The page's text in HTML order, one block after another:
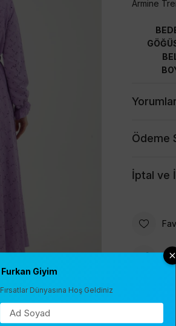
Armine
Yorumlar
Ödeme
İptal ve
Furkan Giyim
Fırsatlar Dünyasına Hoş Geldiniz